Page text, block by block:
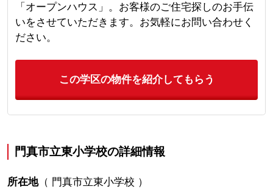
「オープンハウス」。お客様のご住宅探しのお手伝
いをさせていただきます。お気軽にお問い合わせく
ださい。
この学区の物件を紹介してもらう
門真市立東小学校の詳細情報
所在地（ 門真市立東小学校 ）